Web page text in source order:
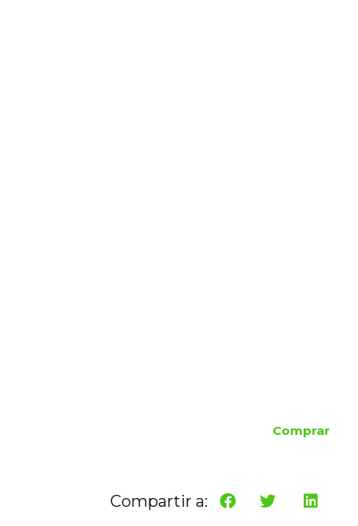
Comprar
Compartir a: